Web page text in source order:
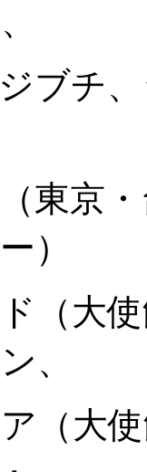
ブチ
東京
）
（大
、
（大